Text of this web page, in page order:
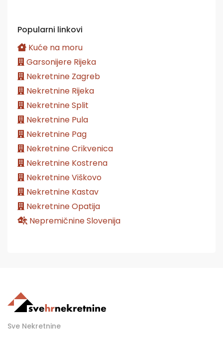
Popularni linkovi
Kuće na moru
Garsonijere Rijeka
Nekretnine Zagreb
Nekretnine Rijeka
Nekretnine Split
Nekretnine Pula
Nekretnine Pag
Nekretnine Crikvenica
Nekretnine Kostrena
Nekretnine Viškovo
Nekretnine Kastav
Nekretnine Opatija
Nepremičnine Slovenija
Sve Nekretnine